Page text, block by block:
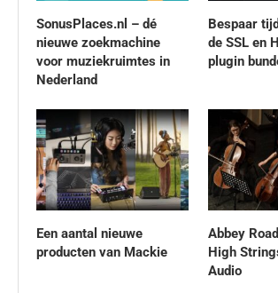
SonusPlaces.nl – dé
nieuwe zoekmachine
voor muziekruimtes in
Nederland
Bespaar
de SSL en
plugin
Een aantal nieuwe
producten van Mackie
Abbey
High
Audio